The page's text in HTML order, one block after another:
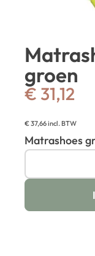
groen
€ 31,12
€37,66incl. BTW
Matrashoes